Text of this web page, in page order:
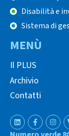
Disabilità e
Sistema di
MENÙ
Il PLUS
Archivio
Contatti